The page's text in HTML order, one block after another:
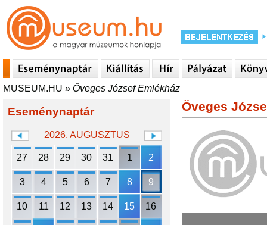
MUSEUM.HU » Öveges József Emlékház
Eseménynaptár
2026. AUGUSZTUS
27 28 29 30 31 1 2
3 4 5 6 7 8 9
10 11 12 13 14 15 16
Öveges